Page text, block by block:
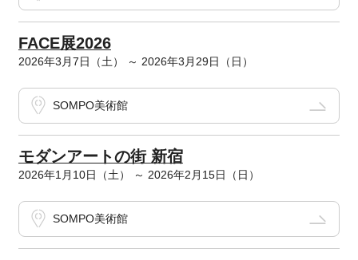
FACE展2026
2026年3月7日（土） ～ 2026年3月29日（日）
SOMPO美術館
モダンアートの街 新宿
2026年1月10日（土） ～ 2026年2月15日（日）
SOMPO美術館